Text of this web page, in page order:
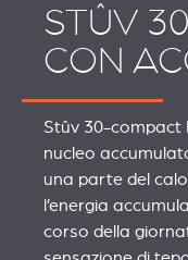
STÛV
CON
Stûv 30-compact
nucleo
una parte del
l’energia
corso della